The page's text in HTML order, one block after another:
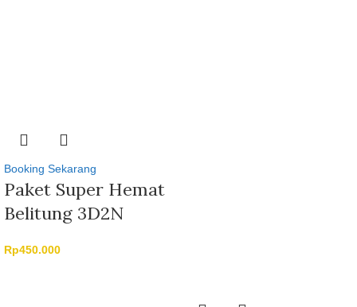
Booking Sekarang
Paket Super Hemat
Belitung 3D2N
Rp450.000